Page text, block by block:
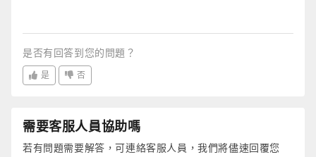
是否有回答到您的問題？
是 否
需要客服人員協助嗎
若有問題需要解答，可連絡客服人員，我們將儘速回覆您